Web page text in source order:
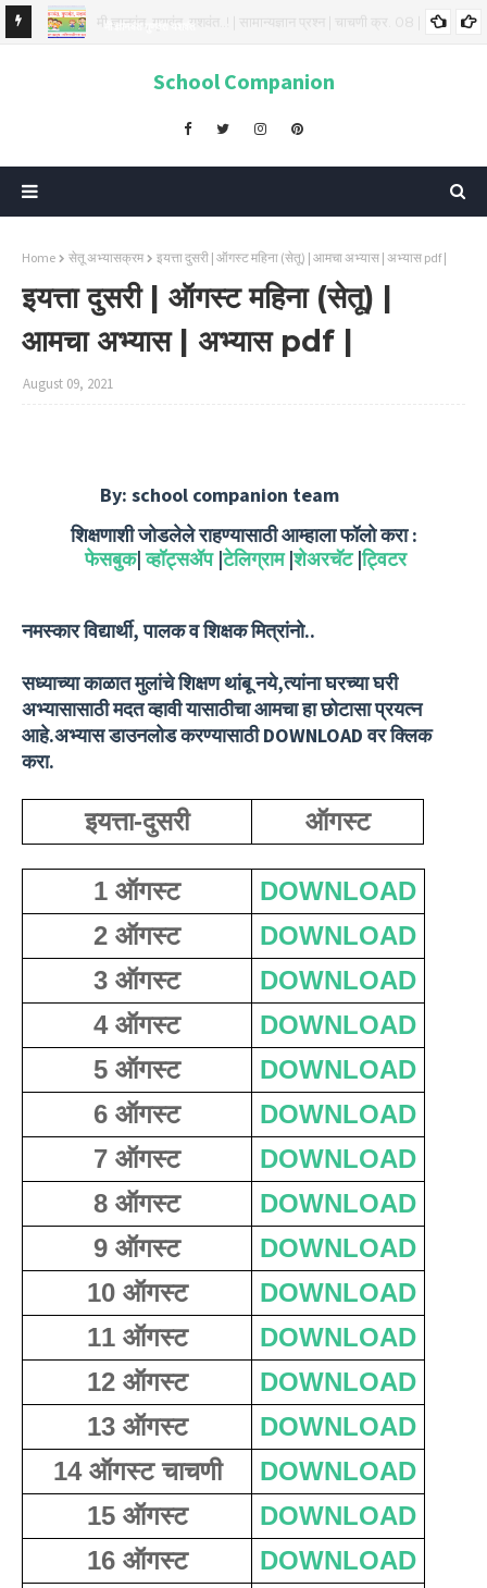
मी ज्ञानवंत गुणवंत यशवंत
School Companion
Home सेतू अभ्यासक्रम इयत्ता दुसरी | ऑगस्ट महिना (सेतू) | आमचा अभ्यास | अभ्यास pdf |
इयत्ता दुसरी | ऑगस्ट महिना (सेतू) |
आमचा अभ्यास | अभ्यास pdf |
August 09, 2021
By: school companion team
शिक्षणाशी जोडलेले राहण्यासाठी आम्हाला फॉलो करा :
फेसबुक|व्हॉट्सॲप|टेलिग्राम|शेअरचॅट|ट्विटर
नमस्कार विद्यार्थी, पालक व शिक्षक मित्रांनो..
सध्याच्या काळात मुलांचे शिक्षण थांबू नये,त्यांना घरच्या घरी
अभ्यासासाठी मदत व्हावी यासाठीचा आमचा हा छोटासा प्रयत्न
आहे.अभ्यास डाउनलोड करण्यासाठी DOWNLOAD वर क्लिक
करा.
इयत्ता-दुसरी ऑगस्ट
1 ऑगस्ट
DOWNLOAD
2 ऑगस्ट
DOWNLOAD
3 ऑगस्ट
DOWNLOAD
4 ऑगस्ट
DOWNLOAD
5 ऑगस्ट
DOWNLOAD
6 ऑगस्ट
DOWNLOAD
7 ऑगस्ट
DOWNLOAD
8 ऑगस्ट
DOWNLOAD
9 ऑगस्ट
DOWNLOAD
10 ऑगस्ट
DOWNLOAD
11 ऑगस्ट
DOWNLOAD
12 ऑगस्ट
DOWNLOAD
13 ऑगस्ट
DOWNLOAD
14 ऑगस्ट चाचणी
DOWNLOAD
15 ऑगस्ट
DOWNLOAD
16 ऑगस्ट
DOWNLOAD